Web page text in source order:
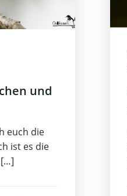
und
euch die
ist es die
[…]